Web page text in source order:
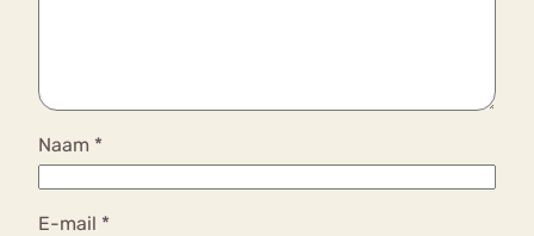
Naam *
E-mail *